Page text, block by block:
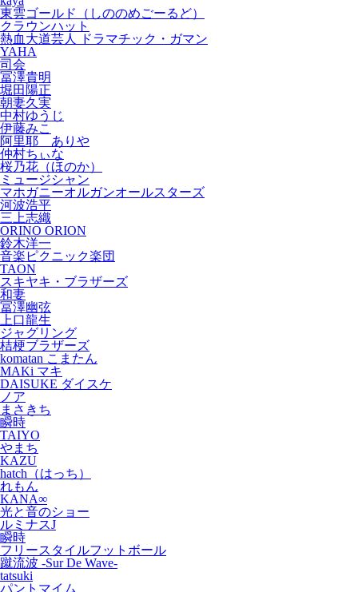
東雲ゴールド（しののめごーるど）
クラウンハット
熱血大道芸人 ドラマチック・ガマン
YAHA
司会
冨澤貴明
堀田陽正
朝妻久実
中村ゆうじ
伊藤みこ
阿里耶 ありや
仲村ちぃな
桜乃花（ほのか）
ミュージシャン
マホガニーオルガンオールスターズ
河波浩平
三上志織
ORINO ORION
鈴木洋一
音楽ピクニック楽団
TAON
スキヤキ・ブラザーズ
和妻
冨澤幽弦
上口龍生
ジャグリング
桔梗ブラザーズ
komatan こまたん
MAKi マキ
DAISUKE ダイスケ
ノア
まさきち
瞬時
TAIYO
やまち
KAZU
hatch（はっち）
れもん
KANA∞
光と音のショー
ルミナスJ
瞬時
フリースタイルフットボール
蹴流波 -Sur De Wave-
tatsuki
パントマイム